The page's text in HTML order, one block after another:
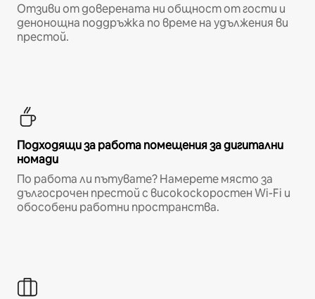
Отзиви от доверената ни общност от гости и
денонощна поддръжка по време на удължения ви
престой.
Подходящи за работа помещения за дигитални
номади
По работа ли пътувате? Намерете място за
дългосрочен престой с високоскоростен Wi-Fi и
обособени работни пространства.